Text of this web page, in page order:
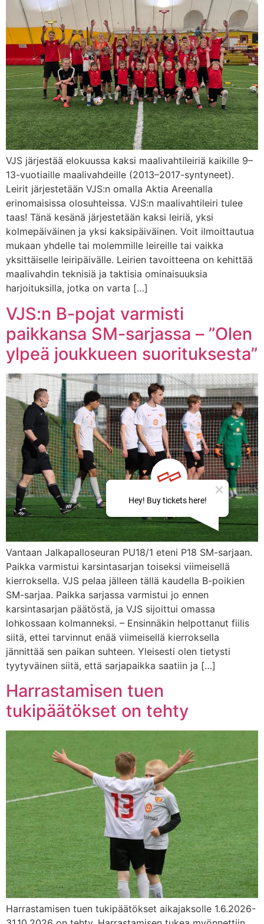
VJS järjestää elokuussa kaksi maalivahtileiriä kaikille 9–
13-vuotiaille maalivahdeille (2013–2017-syntyneet).
Leirit järjestetään VJS:n omalla Aktia Areenalla
erinomaisissa olosuhteissa. VJS:n maalivahtileiri tulee
taas! Tänä kesänä järjestetään kaksi leiriä, yksi
kolmepäiväinen ja yksi kaksipäiväinen. Voit ilmoittautua
mukaan yhdelle tai molemmille leireille tai vaikka
yksittäiselle leiripäivälle. Leirien tavoitteena on kehittää
maalivahdin teknisiä ja taktisia ominaisuuksia
harjoituksilla, jotka on varta […]
VJS:n B-pojat varmisti
paikkansa SM-sarjassa – ”Olen
ylpeä joukkueen suorituksesta”
Vantaan Jalkapalloseuran PU18/1 eteni P18 SM-sarjaan.
Paikka varmistui karsintasarjan toiseksi viimeisellä
kierroksella. VJS pelaa jälleen tällä kaudella B-poikien
SM-sarjaa. Paikka sarjassa varmistui jo ennen
karsintasarjan päätöstä, ja VJS sijoittui omassa
lohkossaan kolmanneksi. – Ensinnäkin helpottanut fiilis
siitä, ettei tarvinnut enää viimeisellä kierroksella
jännittää sen paikan suhteen. Yleisesti olen tietysti
tyytyväinen siitä, että sarjapaikka saatiin ja […]
Harrastamisen tuen
tukipäätökset on tehty
Harrastamisen tuen tukipäätökset aikajaksolle 1.6.2026-